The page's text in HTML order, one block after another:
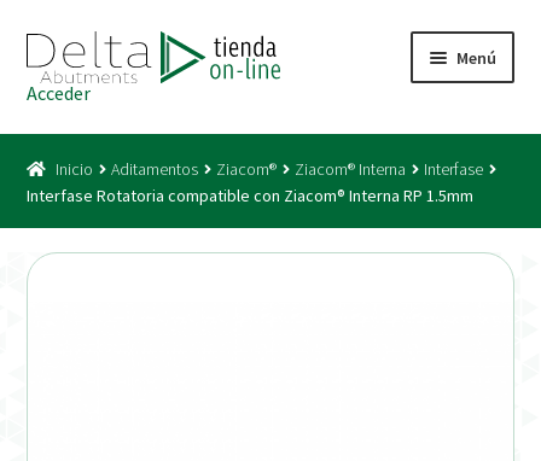
a
la
navegación
al
contenido
Menú
Acceso
Acceder
Inicio Aditamentos Ziacom® Ziacom® Interna
Interfase
Interfase Rotatoria compatible con Ziacom® Interna RP 1.5mm